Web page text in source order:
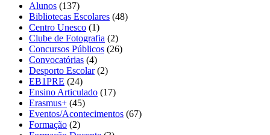
Alunos (137)
Bibliotecas Escolares (48)
Centro Unesco (1)
Clube de Fotografia (2)
Concursos Públicos (26)
Convocatórias (4)
Desporto Escolar(2)
EB1PRE (24)
Ensino Articulado (17)
Erasmus+ (45)
Eventos/Acontecimentos (67)
Formação (2)